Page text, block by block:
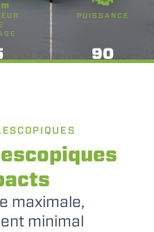
PUISSANCE
90
maximale,
minimal